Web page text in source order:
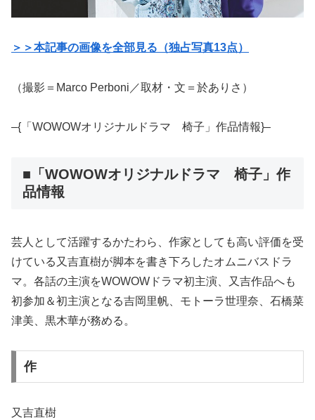
＞＞本記事の画像を全部見る（独占写真13点）
（撮影＝Marco Perboni／取材・文＝於ありさ）
–{「WOWOWオリジナルドラマ 椅子」作品情報}–
■「WOWOWオリジナルドラマ 椅子」作
品情報
芸人として活躍するかたわら、作家としても高い評価を受
けている又吉直樹が脚本を書き下ろしたオムニバスドラ
マ。各話の主演をWOWOWドラマ初主演、又吉作品へも
初参加＆初主演となる吉岡里帆、モトーラ世理奈、石橋菜
津美、黒木華が務める。
作
又吉直樹